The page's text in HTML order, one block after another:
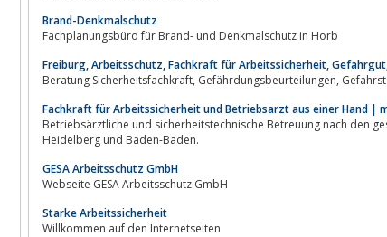
Brand-Denkmalschutz
Fachplanungsbüro für Brand- und Denkmalschutz in Horb
Freiburg, Arbeitsschutz, Fachkraft für Arbeitssicherheit,
Fachkraft für Arbeitssicherheit und Betriebsarzt aus einer Hand |
Betriebsärztliche und sicherheitstechnische Betreuung nach den
Heidelberg und Baden-Baden.
GESA Arbeitsschutz GmbH
Webseite GESA Arbeitsschutz GmbH
Starke Arbeitssicherheit
Willkommen auf den Internetseiten